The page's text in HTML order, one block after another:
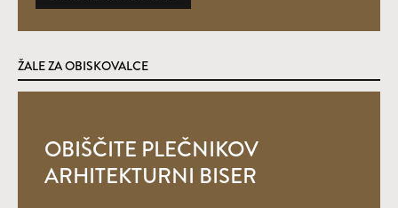
ŽALE ZA OBISKOVALCE
OBIŠČITE PLEČNIKOV
ARHITEKTURNI BISER